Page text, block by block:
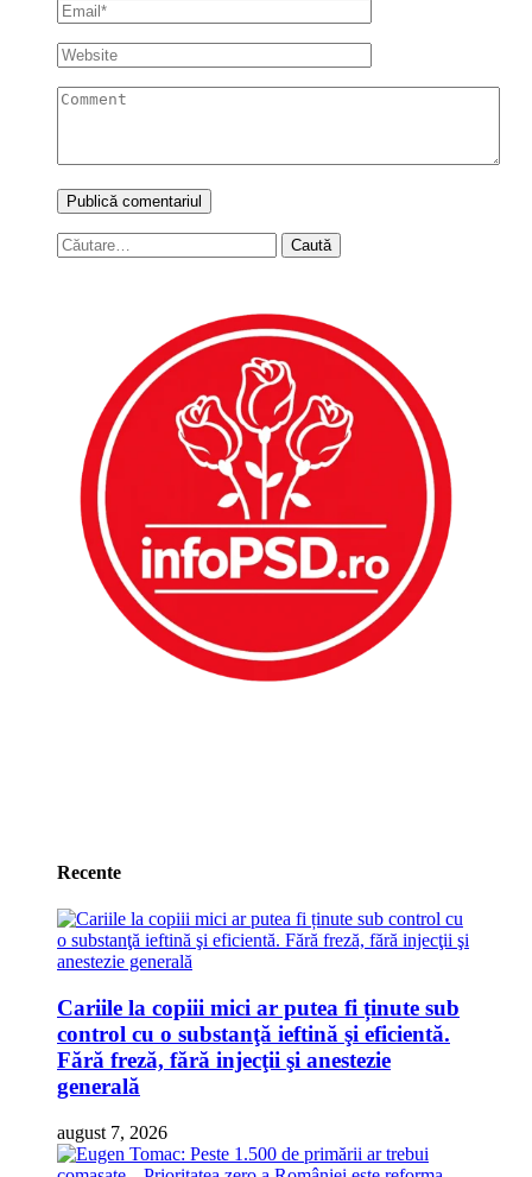
Caută
după:
Recente
Cariile la copiii mici ar putea fi ținute sub
control cu o substanţă ieftină şi eficientă.
Fără freză, fără injecţii şi anestezie
generală
august 7, 2026